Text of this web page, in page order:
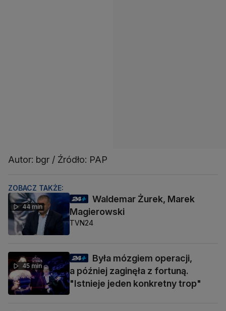
Autor: bgr / Źródło: PAP
ZOBACZ TAKŻE:
44 min
Waldemar Żurek, Marek
Magierowski
TVN24
45 min
Była mózgiem operacji,
a później zaginęła z fortuną.
"Istnieje jeden konkretny trop"